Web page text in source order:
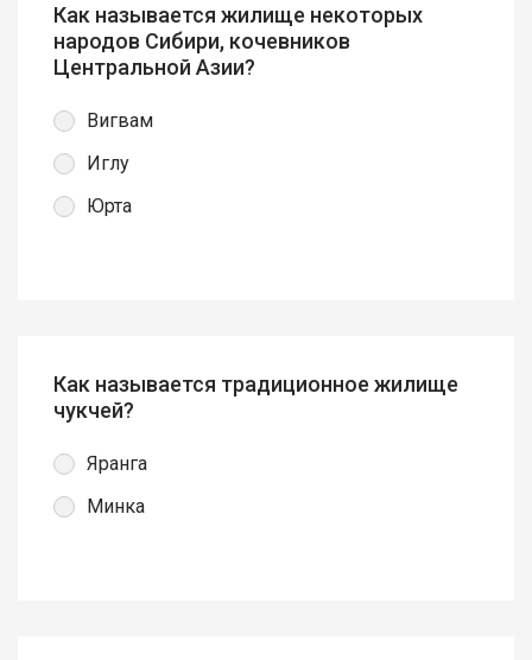
Как называется жилище некоторых
народов Сибири, кочевников
Центральной Азии?
Вигвам
Иглу
Юрта
Как называется традиционное жилище
чукчей?
Яранга
Минка